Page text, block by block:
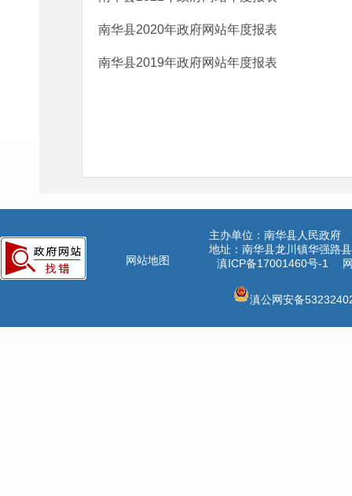
南华县2020年政府网站年度报表
南华县2019年政府网站年度报表
网站地图
主办单位：南华县人民政府
地址：南华县龙川镇华强
滇ICP备17001460号-1
滇公网安备